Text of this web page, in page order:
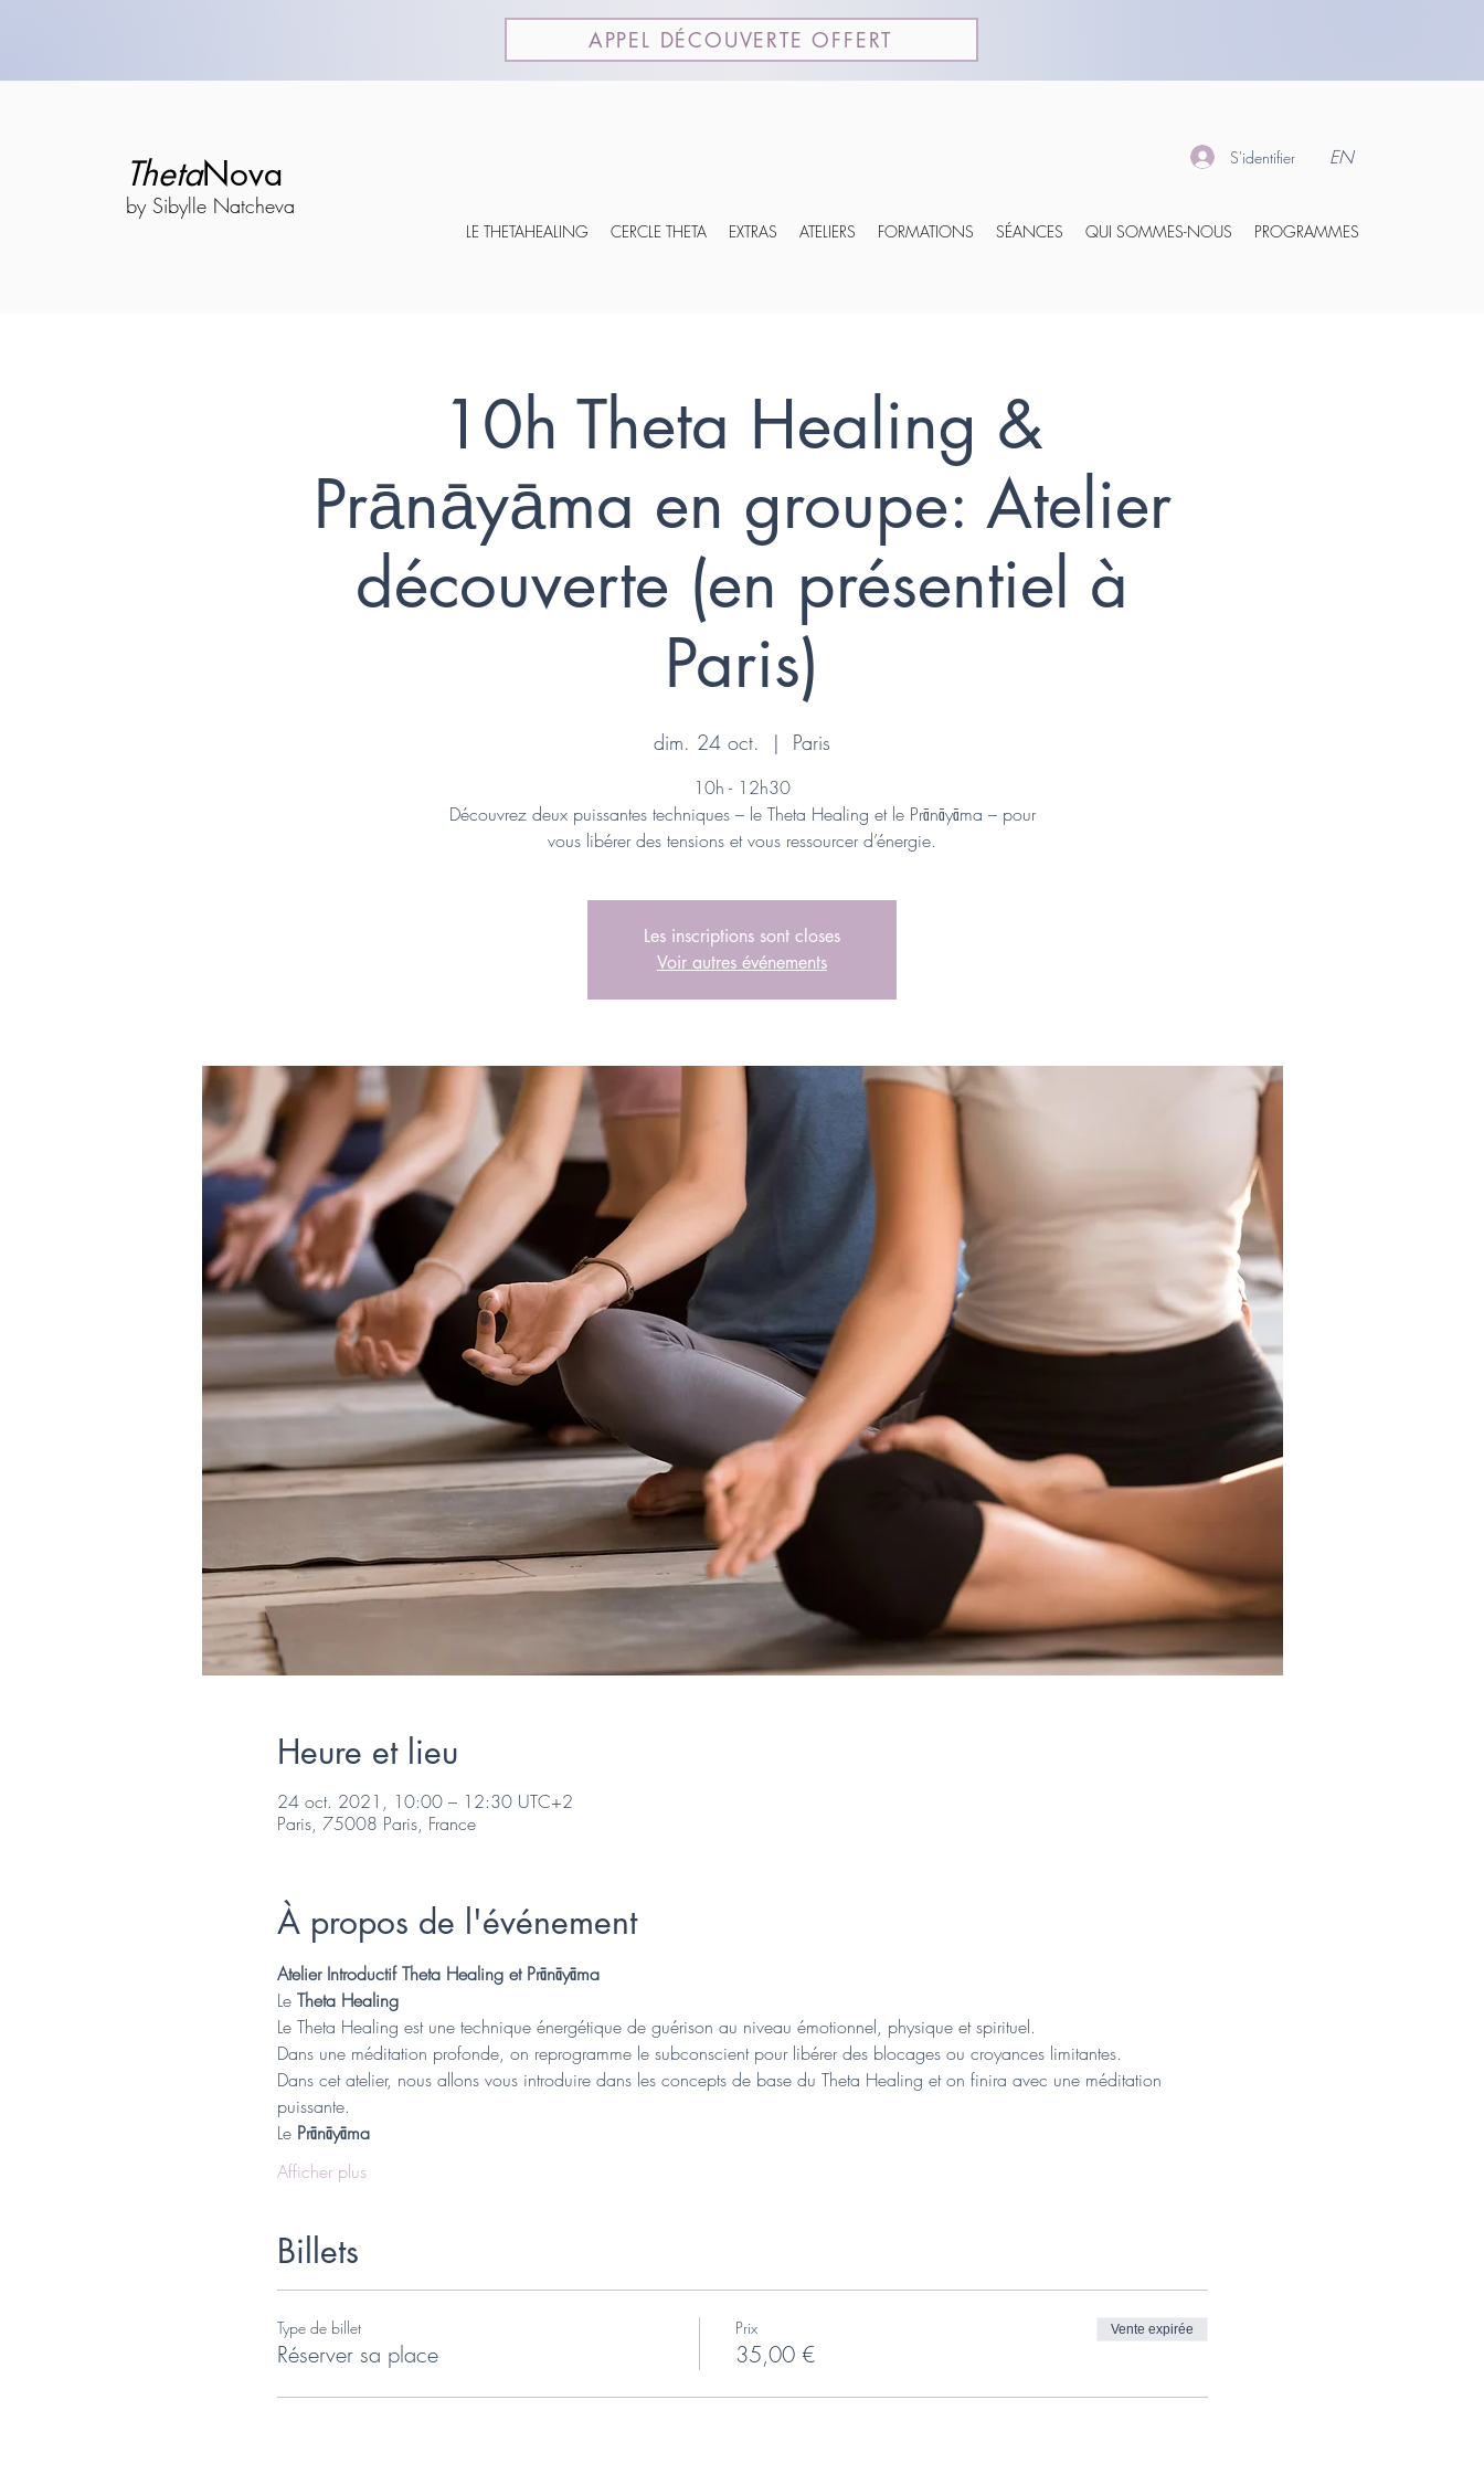
APPEL DÉCOUVERTE OFFERT
ThetaNova
by Sibylle Natcheva
S'identifier EN
LE THETAHEALING CERCLE THETA EXTRAS ATELIERS FORMATIONS SÉANCES QUI SOMMES-NOUS PROGRAMMES
10h Theta Healing &
Prānāyāma en groupe: Atelier
découverte (en présentiel à
Paris)
dim. 24 oct.
  |
Paris
10h - 12h30
Découvrez deux puissantes techniques – le Theta Healing et le Prānāyāma – pour
vous libérer des tensions et vous ressourcer d’énergie.
Les inscriptions sont closes
Voir autres événements
Heure et lieu
24 oct. 2021, 10:00 – 12:30 UTC+2
Paris, 75008 Paris, France
À propos de l'événement
Atelier Introductif Theta Healing et Prānāyāma
Le Theta Healing
Le Theta Healing est une technique énergétique de guérison au niveau émotionnel, physique et spirituel.
Dans une méditation profonde, on reprogramme le subconscient pour libérer des blocages ou croyances limitantes.
Dans cet atelier, nous allons vous introduire dans les concepts de base du Theta Healing et on finira avec une méditation
puissante.
Le Prānāyāma
Afficher plus
Billets
Type de billet
Réserver sa place
Prix
35,00 €
Vente expirée